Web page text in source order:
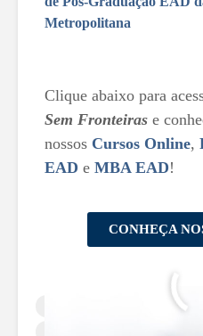
Metropolitana
Clique abaixo para
Sem Fronteiras e
nossos Cursos Online,
EAD e MBA EAD!
CONHEÇA